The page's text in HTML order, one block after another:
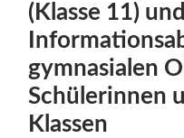
(Klasse 11) und
gymnasialen
Schülerinnen
Klassen